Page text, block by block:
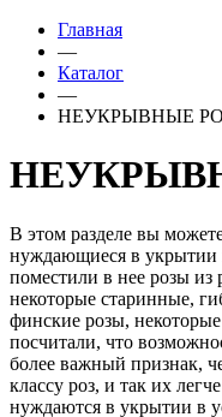
Главная
—
Каталог
—
НЕУКРЫВНЫЕ
В этом разделе вы
нуждающиеся в укрытии
поместили в нее розы
некоторые старинные,
финские розы,
посчитали, что
более важный признак,
классу роз, и так их
нуждаются в укрытии в